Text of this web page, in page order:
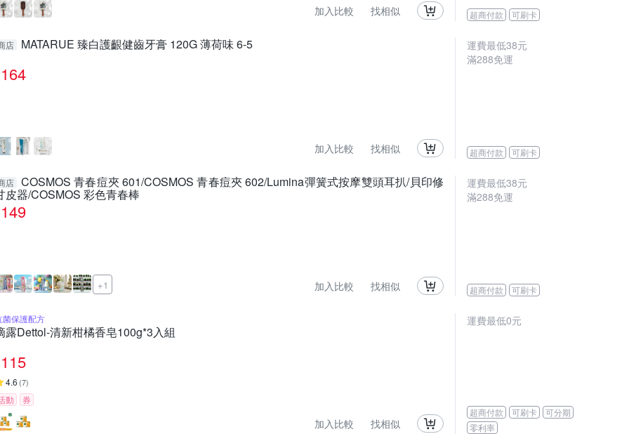
加入比較 找相似 超商付款 可刷卡
店 MATARUE 臻白護齦健齒牙膏 120G 薄荷味 6-5
164
加入比較 找相似
運費最低38元
滿288免運
超商付款 可刷卡
店 COSMOS 青春痘夾 601/COSMOS 青春痘夾 602/Lumina彈簧式按摩雙頭耳扒/貝印修
皮器/COSMOS 彩色青春棒
149
+1 加入比較 找相似
運費最低38元
滿288免運
超商付款 可刷卡
菌保護配方
露Dettol-清新柑橘香皂100g*3入組
115
4.6 (7)
動 券
加入比較 找相似
運費最低0元
超商付款 可刷卡
可分期
零利率